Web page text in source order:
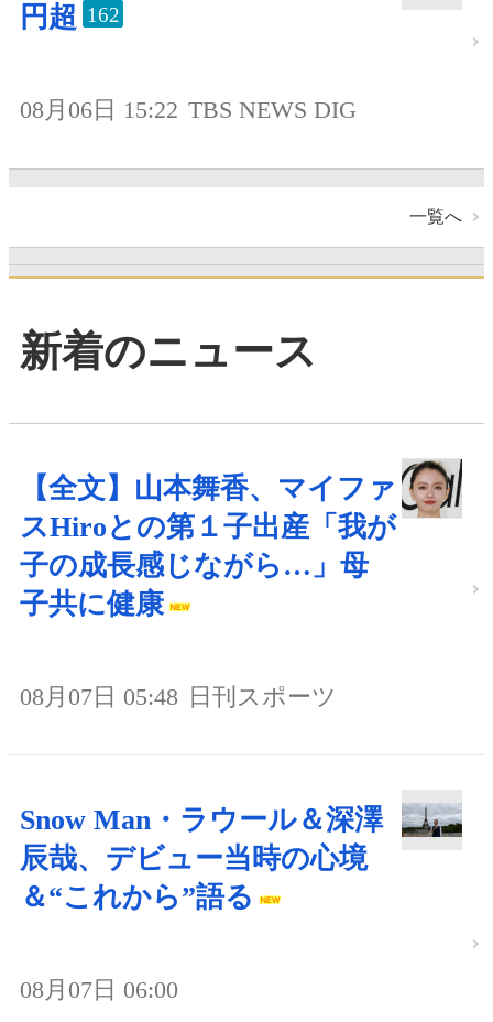
円超 162
08月06日 15:22 TBS NEWS DIG
一覧へ
新着のニュース
【全文】山本舞香、マイファ
スHiroとの第１子出産「我が
子の成長感じながら…」母
子共に健康
08月07日 05:48 日刊スポーツ
Snow Man・ラウール＆深澤
辰哉、デビュー当時の心境
＆“これから”語る
08月07日 06:00